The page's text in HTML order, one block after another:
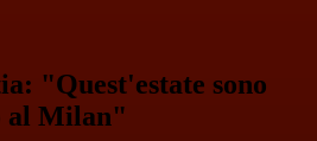
"Quest'estate sono
al Milan"